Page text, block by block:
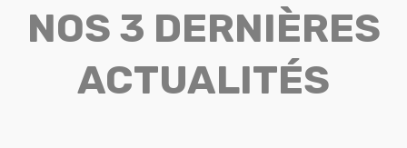
NOS 3 DERNIÈRES
ACTUALITÉS